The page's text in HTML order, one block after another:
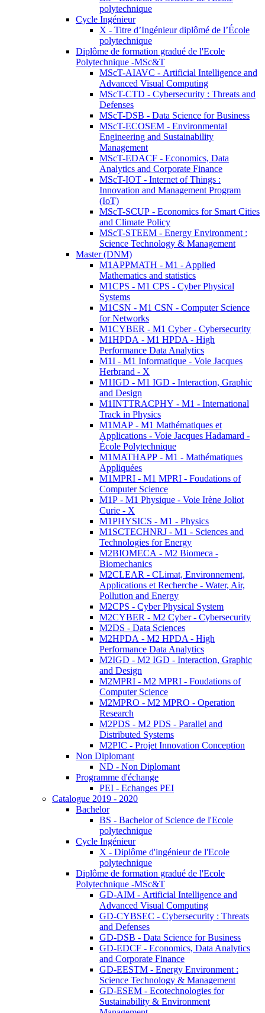
polytechnique
Cycle Ingénieur
X - Titre d’Ingénieur diplômé de l’École
polytechnique
Diplôme de formation gradué de l'Ecole
Polytechnique -MSc&T
MScT-AIAVC - Artificial Intelligence and
Advanced Visual Computing
MScT-CTD - Cybersecurity : Threats and
Defenses
MScT-DSB - Data Science for Business
MScT-ECOSEM - Environmental
Engineering and Sustainability
Management
MScT-EDACF - Economics, Data
Analytics and Corporate Finance
MScT-IOT - Internet of Things :
Innovation and Management Program
(IoT)
MScT-SCUP - Economics for Smart Cities
and Climate Policy
MScT-STEEM - Energy Environment :
Science Technology & Management
Master (DNM)
M1APPMATH - M1 - Applied
Mathematics and statistics
M1CPS - M1 CPS - Cyber Physical
Systems
M1CSN - M1 CSN - Computer Science
for Networks
M1CYBER - M1 Cyber - Cybersecurity
M1HPDA - M1 HPDA - High
Performance Data Analytics
M1I - M1 Informatique - Voie Jacques
Herbrand - X
M1IGD - M1 IGD - Interaction, Graphic
and Design
M1INTTRACPHY - M1 - International
Track in Physics
M1MAP - M1 Mathématiques et
Applications - Voie Jacques Hadamard -
École Polytechnique
M1MATHAPP - M1 - Mathématiques
Appliquées
M1MPRI - M1 MPRI - Foudations of
Computer Science
M1P - M1 Physique - Voie Irène Joliot
Curie - X
M1PHYSICS - M1 - Physics
M1SCTECHNRJ - M1 - Sciences and
Technologies for Energy
M2BIOMECA - M2 Biomeca -
Biomechanics
M2CLEAR - CLimat, Environnement,
Applications et Recherche - Water, Air,
Pollution and Energy
M2CPS - Cyber Physical System
M2CYBER - M2 Cyber - Cybersecurity
M2DS - Data Sciences
M2HPDA - M2 HPDA - High
Performance Data Analytics
M2IGD - M2 IGD - Interaction, Graphic
and Design
M2MPRI - M2 MPRI - Foudations of
Computer Science
M2MPRO - M2 MPRO - Operation
Research
M2PDS - M2 PDS - Parallel and
Distributed Systems
M2PIC - Projet Innovation Conception
Non Diplomant
ND - Non Diplomant
Programme d'échange
PEI - Echanges PEI
Catalogue 2019 - 2020
Bachelor
BS - Bachelor of Science de l'Ecole
polytechnique
Cycle Ingénieur
X - Diplôme d'ingénieur de l'Ecole
polytechnique
Diplôme de formation gradué de l'Ecole
Polytechnique -MSc&T
GD-AIM - Artificial Intelligence and
Advanced Visual Computing
GD-CYBSEC - Cybersecurity : Threats
and Defenses
GD-DSB - Data Science for Business
GD-EDCF - Economics, Data Analytics
and Corporate Finance
GD-EESTM - Energy Environment :
Science Technology & Management
GD-ESEM - Ecotechnologies for
Sustainability & Environment